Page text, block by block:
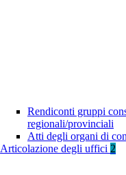
Rendiconti gruppi
regionali/provinciali
Atti degli organi di
Articolazione degli uffici 2